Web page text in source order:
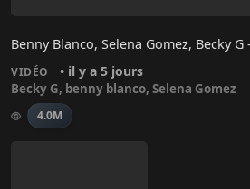
Benny Blanco, Selena Gomez, Becky G
VIDÉO • il y a 5 jours
Becky G, benny blanco, Selena Gomez
4.0M